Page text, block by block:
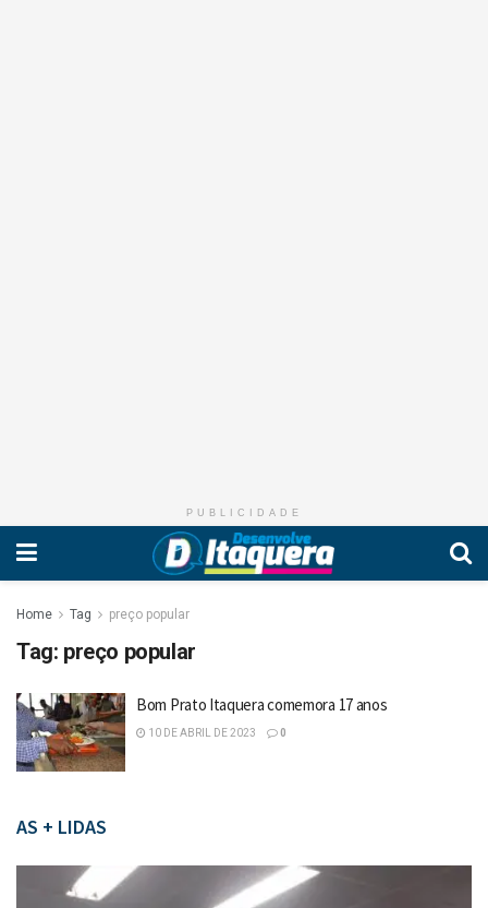
PUBLICIDADE
Home Tag preço popular
Tag: preço popular
Bom Prato Itaquera comemora 17 anos
10 DE ABRIL DE 2023 0
AS + LIDAS